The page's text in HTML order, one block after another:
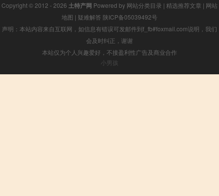
Copyright © 2012 - 2026 土特产网 Powered by 网站分类目录 | 精选推荐文章 | 网站
地图 | 疑难解答 陕ICP备05039492号
声明：本站内容来自互联网，如信息有错误可发邮件到f_fb#foxmail.com说明，我们
会及时纠正，谢谢
本站仅为个人兴趣爱好，不接盈利性广告及商业合作
小男孩